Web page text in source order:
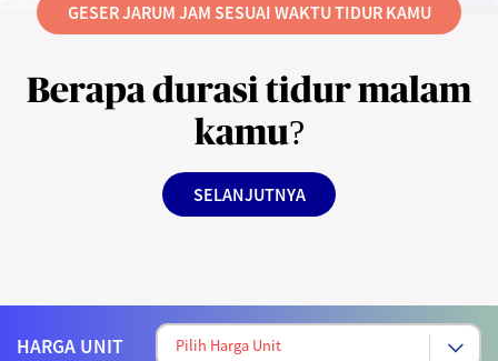
GESER JARUM JAM SESUAI WAKTU TIDUR KAMU
Berapa durasi tidur malam
kamu?
SELANJUTNYA
HARGA UNIT